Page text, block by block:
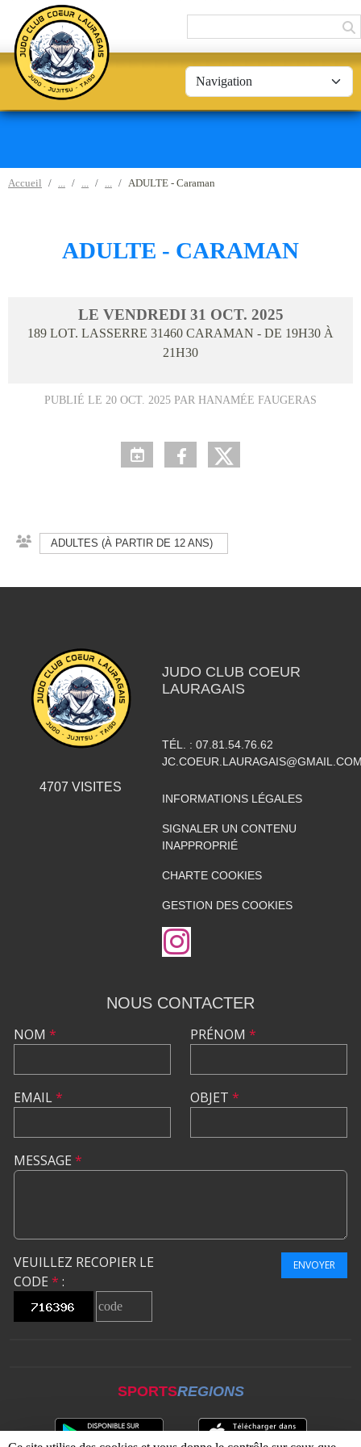
Accueil ADULTE - Caraman
ADULTE - CARAMAN
LE VENDREDI 31 OCT. 2025
189 LOT. LASSERRE 31460 CARAMAN - DE 19H30 À
21H30
PUBLIÉ LE 20 OCT. 2025 PAR HANAMÉE FAUGERAS
ADULTES (À PARTIR DE 12 ANS)
4707 VISITES
JUDO CLUB COEUR
LAURAGAIS
TÉL. : 07.81.54.76.62
INFORMATIONS LÉGALES
SIGNALER UN CONTENU
INAPPROPRIÉ
CHARTE COOKIES
GESTION DES COOKIES
NOUS CONTACTER
NOM *
EMAIL*
PRÉNOM *
OBJET *
MESSAGE *
VEUILLEZ RECOPIER LE
CODE * :
ENVOYER
SPORTSREGIONS
Panneau de gestion des cookies